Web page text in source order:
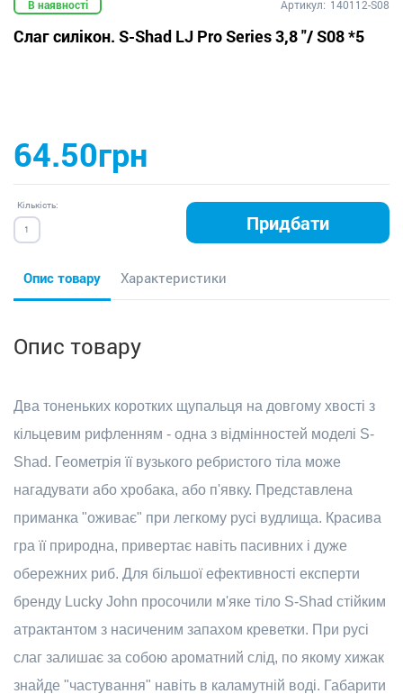
В наявності Артикул: 140112-S08
Слаг силікон. S-Shad LJ Pro Series 3,8 "/ S08 *5
64.50грн
Кількість:
Придбати
Опис товару Характеристики
Опис товару
Два тоненьких коротких щупальця на довгому хвості з
кільцевим рифленням - одна з відмінностей моделі S-
Shad. Геометрія її вузького ребристого тіла може
нагадувати або хробака, або п'явку. Представлена
приманка "оживає" при легкому русі вудлища. Красива
гра її природна, привертає навіть пасивних і дуже
обережних риб. Для більшої ефективності експерти
бренду Lucky John просочили м'яке тіло S-Shad стійким
атрактантом з насиченим запахом креветки. При русі
слаг залишає за собою ароматний слід, по якому хижак
знайде "частування" навіть в каламутній воді. Габарити